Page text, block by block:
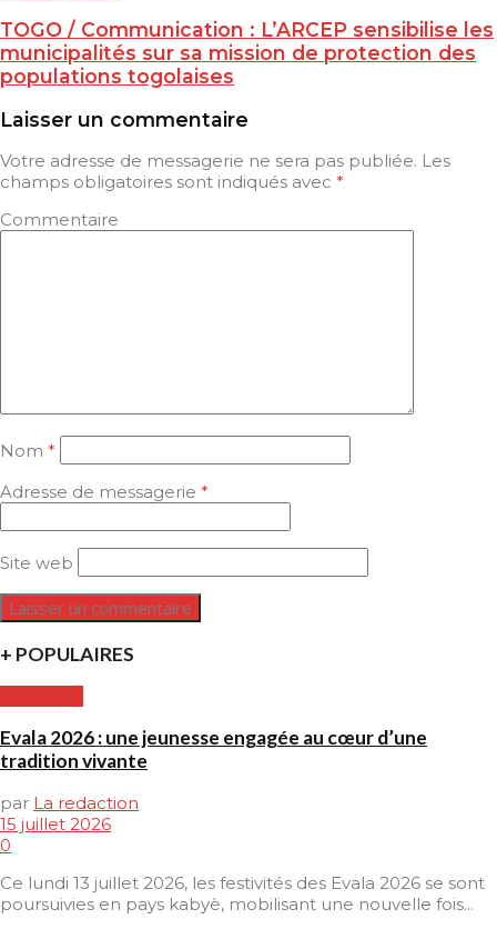
TOGO / Communication : L’ARCEP sensibilise les
municipalités sur sa mission de protection des
populations togolaises
Laisser un commentaire
Votre adresse de messagerie ne sera pas publiée. Les
champs obligatoires sont indiqués avec *
Commentaire
Nom *
Adresse de messagerie *
Site web
+ POPULAIRES
Evala 2026 : une jeunesse engagée au cœur d’une
tradition vivante
par La redaction
15 juillet 2026
0
Ce lundi 13 juillet 2026, les festivités des Evala 2026 se sont
poursuivies en pays kabyè, mobilisant une nouvelle fois...